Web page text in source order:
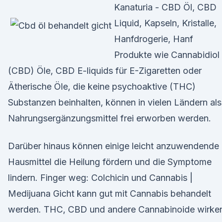
Kanaturia - CBD Öl, CBD
Liquid, Kapseln, Kristalle,
Hanfdrogerie, Hanf
Produkte wie Cannabidiol
(CBD) Öle, CBD E-liquids für E-Zigaretten oder
Ätherische Öle, die keine psychoaktive (THC)
Substanzen beinhalten, können in vielen Ländern als
Nahrungsergänzungsmittel frei erworben werden.
Darüber hinaus können einige leicht anzuwendende
Hausmittel die Heilung fördern und die Symptome
lindern. Finger weg: Colchicin und Cannabis |
Medijuana Gicht kann gut mit Cannabis behandelt
werden. THC, CBD und andere Cannabinoide